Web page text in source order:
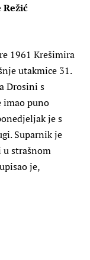
1961 Krešimira
utakmice 31.
Drosini s
imao puno
je s
Suparnik je
strašnom
je,